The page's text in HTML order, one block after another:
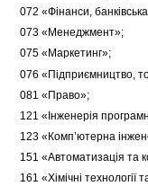
072 «Фінанси,
073 «Менеджмент»;
075 «Маркетинг»;
076 «Підприємництво,
081 «Право»;
121 «Інженерія
123 «Комп’ютерна
151 «Автоматизація та
161 «Хімічні технології